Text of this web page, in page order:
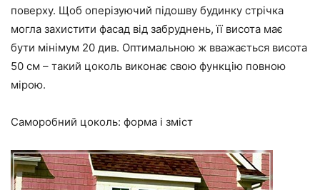
поверху. Щоб оперізуючий підошву будинку стрічка
могла захистити фасад від забруднень, її висота має
бути мінімум 20 див. Оптимальною ж вважається висота
50 см – такий цоколь виконає свою функцію повною
мірою.
Саморобний цоколь: форма і зміст